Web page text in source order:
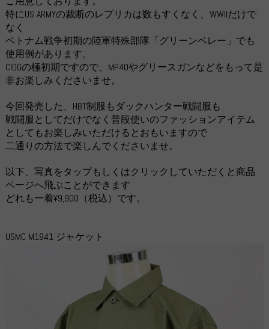
特にUS ARMYの裁断のレプリカは数もすくなく、WWIIだけで
なく
ベトナム戦争初期の陸軍特殊部隊「グリーンベレー」でも
使用例があります。
CIDGの極初期ですので、MP40やグリースガンなどをもって是
非お楽しみくださいませ。
今回発売した、HBT制服もダックハンター戦闘服も
戦闘服としてだけでなく普段使いのファッションアイテム
としてもお楽しみいただけるとおもいますので
二通りの方法で楽しんでくださいませ。
以下、写真をタップもしくはクリックしていただくと商品
ページへ飛ぶことができます
どれも一着¥9,900（税込）です。
USMC M1941 ジャケット